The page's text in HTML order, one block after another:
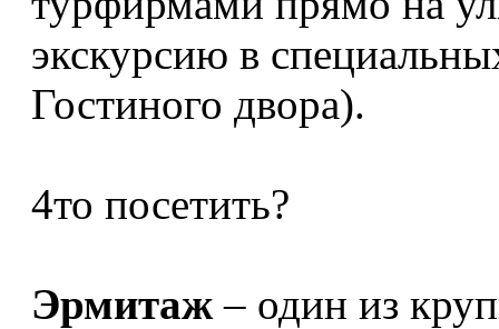
экскурсию в
Гостиного двора).
4то посетить?
Эрмитаж – один из